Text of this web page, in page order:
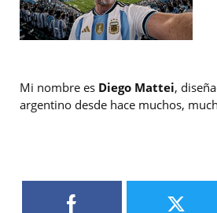
Mi nombre es Diego Mattei,
argentino desde hace muchos,